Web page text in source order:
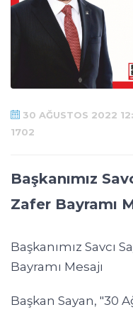
30 AĞUSTOS 2022
1702
Başkanımız
Zafer Bayramı
Başkanımız Savcı
Bayramı Mesajı
Başkan Sayan, "30